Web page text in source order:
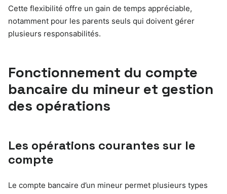
Cette flexibilité offre un gain de temps appréciable,
notamment pour les parents seuls qui doivent gérer
plusieurs responsabilités.
Fonctionnement du compte
bancaire du mineur et gestion
des opérations
Les opérations courantes sur le
compte
Le compte bancaire d’un mineur permet plusieurs types